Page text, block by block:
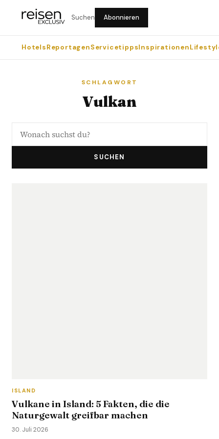
Suchen Abonnieren
HotelsReportagenServicetippsInspirationen
SCHLAGWORT
Vulkan
SUCHEN
ISLAND
Vulkane in Island: 5 Fakten, die die
Naturgewalt greifbar machen
30. Juli 2026